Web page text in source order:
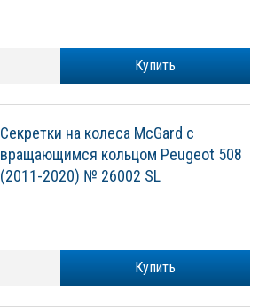
Купить
Секретки на колеса McGard с
вращающимся кольцом Peugeot 508
(2011-2020) № 26002 SL
Купить